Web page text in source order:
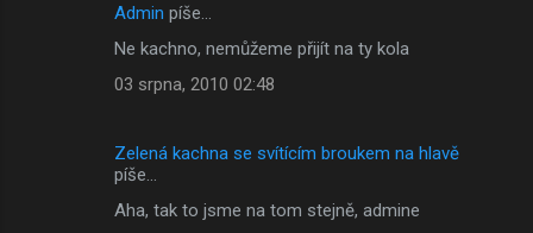
Admin píše…
Ne kachno, nemůžeme přijít na ty kola
03 srpna, 2010 02:48
Zelená kachna se svítícím broukem na hlavě
píše…
Aha, tak to jsme na tom stejně, admine